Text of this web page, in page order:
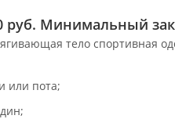
руб. Минимальный
тело спортивная
или пота;